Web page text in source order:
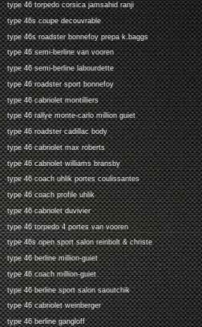
type 46 torpedo corsica jamsahid ranji
type 46s coupe decouvrable
type 46s roadster bonnefoy prepa k.baggs
type 46 semi-berline van vooren
type 46 semi-berline labourdette
type 46 roadster sport bonnefoy
type 46 cabriolet montilliers
type 46 rallye monte-carlo million guiet
type 46 roadster cadillac body
type 46 cabriolet max roberts
type 46 cabriolet williams bransby
type 46 coach uhlik portes coulissantes
type 46 coach profile uhlik
type 46 cabriolet duvivier
type 46 torpedo 4 portes van vooren
type 46s open sport salon reinbolt & christe
type 46 berline million-guiet
type 46 coach million-guiet
type 46 berline sport salon saoutchik
type 46 cabriolet weinberger
type 46 berline gangloff